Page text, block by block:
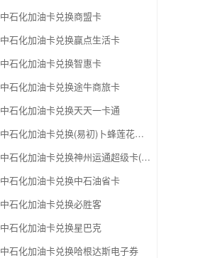
中石化加油卡兑换商盟卡
中石化加油卡兑换赢点生活卡
中石化加油卡兑换智惠卡
中石化加油卡兑换途牛商旅卡
中石化加油卡兑换天天一卡通
中石化加油卡兑换(易初)卜蜂莲花礼品卡
中石化加油卡兑换神州运通超级卡(运通网购卡)
中石化加油卡兑换中石油省卡
中石化加油卡兑换必胜客
中石化加油卡兑换星巴克
中石化加油卡兑换哈根达斯电子券